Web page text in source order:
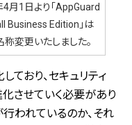
4月1日より「AppGuard
Business Edition」は
変更いたしました。
ており、セキュリティ
させていく必要があり
行われているのか、それ